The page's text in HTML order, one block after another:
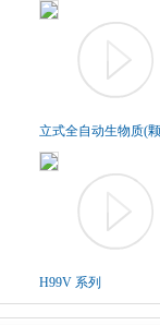
立式全自动生物质(
H99V 系列